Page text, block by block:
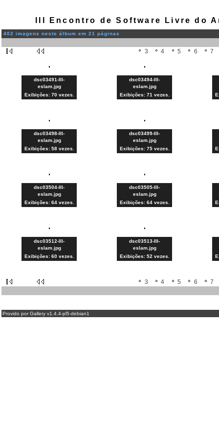
III Encontro de Software Livre do
402 imagens neste álbum em 21 páginas
3 4 5 6 7
dsc03491-III-
eslam.jpg
Exibições: 70 vezes.
dsc03494-III-
eslam.jpg
Exibições: 71 vezes.
dsc03498-III-
eslam.jpg
Exibições: 58 vezes.
dsc03499-III-
eslam.jpg
Exibições: 75 vezes.
dsc03504-III-
eslam.jpg
Exibições: 64 vezes.
dsc03505-III-
eslam.jpg
Exibições: 64 vezes.
dsc03512-III-
eslam.jpg
Exibições: 60 vezes.
dsc03513-III-
eslam.jpg
Exibições: 52 vezes.
3 4 5 6 7
Provido por Gallery v1.4.4-pl5-debian1